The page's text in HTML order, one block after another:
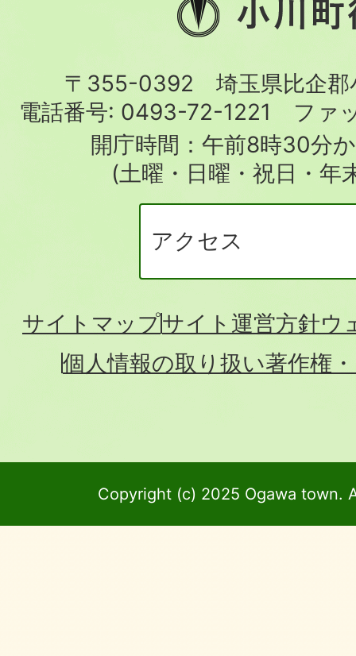
川
役
場
〒355-0392 埼玉県比企郡
電話番号: 0493-72-1221
ファ
開庁時間：午前8時30分
(土曜・日曜・祝日・年
アクセス
サイトマップサイト運営方針ウ
個人情報の取り扱い著作権
Copyright (c) 2025 Ogawa town.